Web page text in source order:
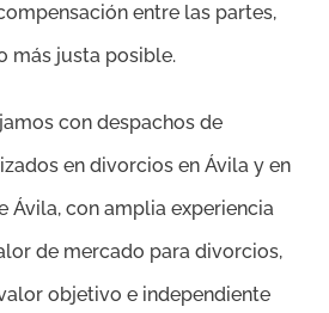
entre las partes,
más justa posible.
con despachos de
en divorcios en Ávila y en
Ávila, con amplia experiencia
de mercado para divorcios,
objetivo e independiente